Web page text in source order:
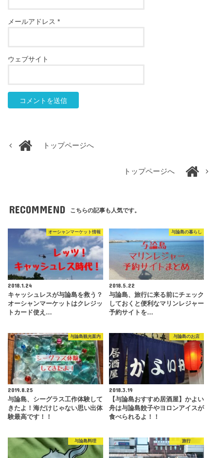
メールアドレス*
ウェブサイト
トップページへ
トップページへ
RECOMMEND こちらの記事も人気です。
オーシャンマーケット情報
2018.1.24
キャッシュレスが与論島を救う？
オーシャンマーケットはクレジッ
トカード使え…
与論島の暮らし
2018.5.22
与論島、旅行に来る前にチェック
しておくと便利なマリンレジャー
予約サイトを…
与論島観光案内
2019.8.25
与論島、シーグラス工作体験して
きたよ！海だけじゃない思い出体
験最高です！！
与論島のお店
2018.3.19
【与論島おすすめ居酒屋】かよい
舟は与論島餃子やヨロンアイスが
食べられるよ！！
与論島料理 旅行